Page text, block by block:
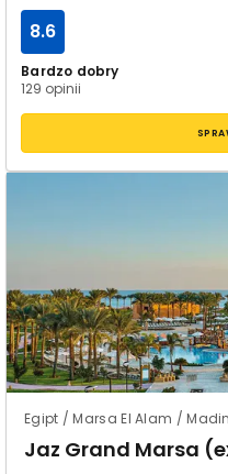
Bardzo dobry
129 opinii
8.6
Egipt / Marsa El Alam /
Jaz Grand Marsa